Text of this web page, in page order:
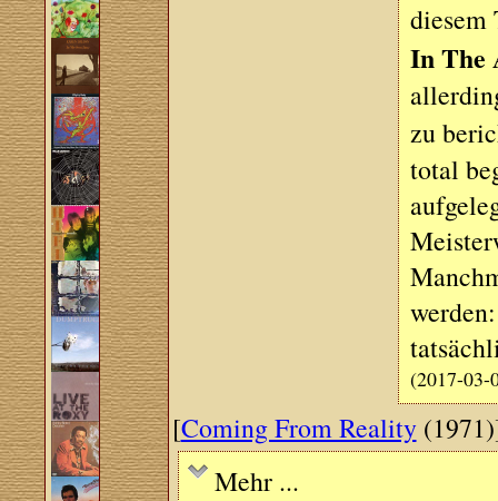
diesem
In The
zu
total
(2017-03-
[Coming From Reality
Mehr ...